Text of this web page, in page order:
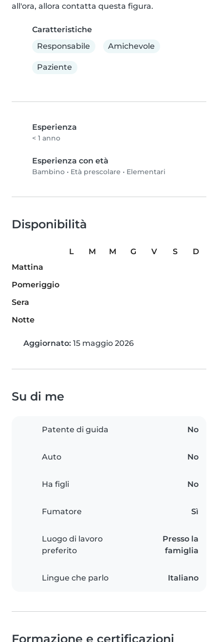
all'ora, allora contatta questa figura.
Caratteristiche
Responsabile
Amichevole
Paziente
Esperienza
< 1 anno
Esperienza con età
Bambino • Età prescolare • Elementari
Disponibilità
L M M G V S
D
Mattina
Pomeriggio
Sera
Notte
Aggiornato: 15 maggio 2026
Su di me
Patente di guida No
Auto No
Ha figli No
Fumatore Sì
Luogo di lavoro
preferito
Presso la
famiglia
Lingue che parlo Italiano
Formazione e certificazioni